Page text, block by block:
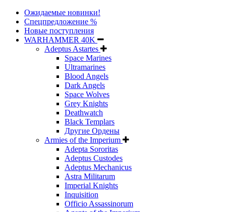
Ожидаемые новинки!
Спецпредложение %
Новые поступления
WARHAMMER 40K
Adeptus Astartes
Space Marines
Ultramarines
Blood Angels
Dark Angels
Space Wolves
Grey Knights
Deathwatch
Black Templars
Другие Ордены
Armies of the Imperium
Adepta Sororitas
Adeptus Custodes
Adeptus Mechanicus
Astra Militarum
Imperial Knights
Inquisition
Officio Assassinorum